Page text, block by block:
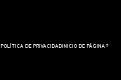
POLÍTICA DE PRIVACIDADINICIO DE PÁGINA